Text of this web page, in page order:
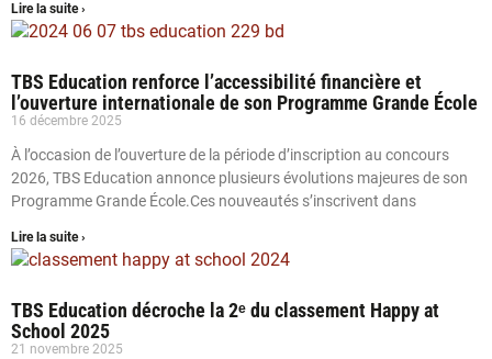
Lire la suite ›
TBS Education renforce l’accessibilité financière et
l’ouverture internationale de son Programme Grande École
16 décembre 2025
À l’occasion de l’ouverture de la période d’inscription au concours
2026, TBS Education annonce plusieurs évolutions majeures de son
Programme Grande École.Ces nouveautés s’inscrivent dans
Lire la suite ›
TBS Education décroche la 2ᵉ du classement Happy at
School 2025
21 novembre 2025